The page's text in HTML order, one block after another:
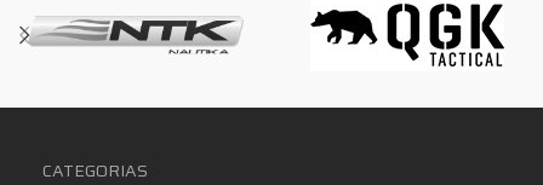
CATEGORIAS